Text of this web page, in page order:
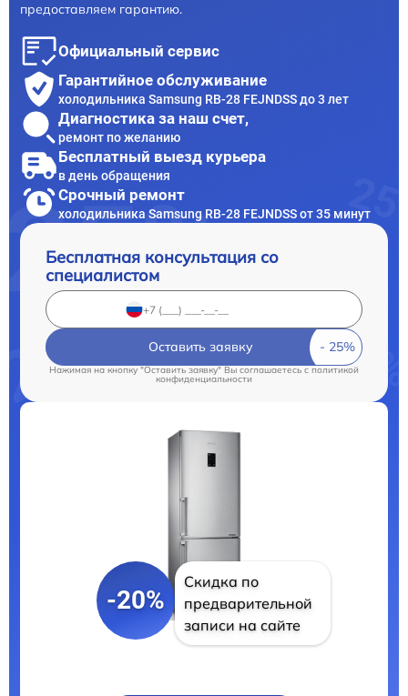
предоставляем гарантию.
Официальный сервис
Гарантийное обслуживание
холодильника Samsung RB-28 FEJNDSS до 3 лет
Диагностика за наш счет,
ремонт по желанию
Бесплатный выезд курьера
в день обращения
Срочный ремонт
холодильника Samsung RB-28 FEJNDSS от 35 минут
Бесплатная консультация со
специалистом
Оставить заявку
Нажимая на кнопку "Оставить заявку" Вы соглашаетесь c политикой
конфиденциальности
-20%
Скидка по
предварительной
записи на сайте